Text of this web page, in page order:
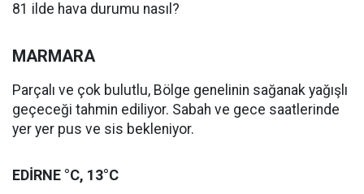
81 ilde hava durumu nasıl?
MARMARA
Parçalı ve çok bulutlu, Bölge genelinin sağanak yağışlı
geçeceği tahmin ediliyor. Sabah ve gece saatlerinde
yer yer pus ve sis bekleniyor.
EDİRNE °C, 13°C